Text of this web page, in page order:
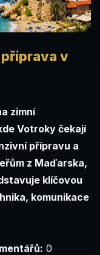
v
zimní
Votroky čekají
přípravu a
z Maďarska,
klíčovou
komunikace
0